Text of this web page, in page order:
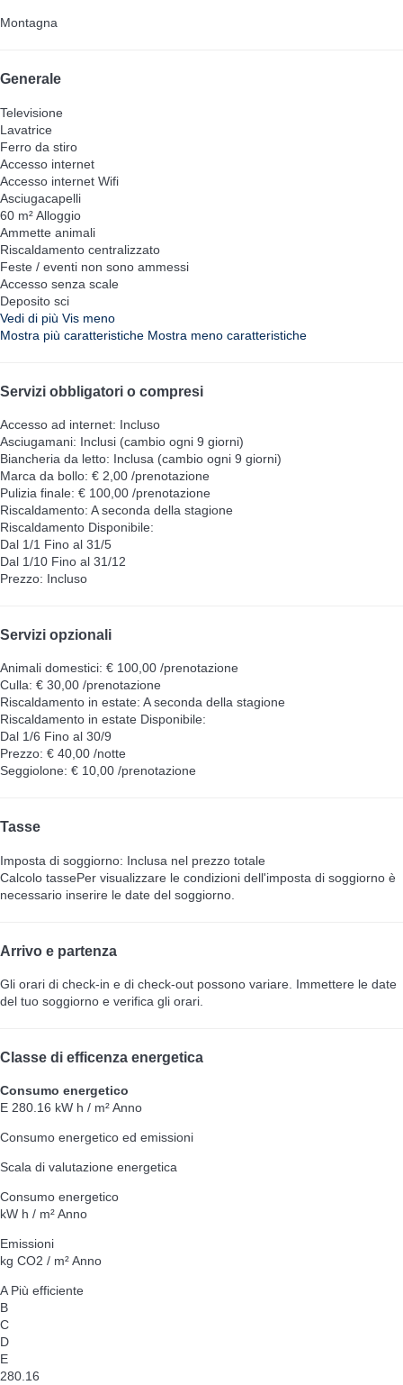
Montagna
Generale
Televisione
Lavatrice
Ferro da stiro
Accesso internet
Accesso internet Wifi
Asciugacapelli
60 m² Alloggio
Ammette animali
Riscaldamento centralizzato
Feste / eventi non sono ammessi
Accesso senza scale
Deposito sci
Vedi di più Vis meno
Mostra più caratteristiche Mostra meno caratteristiche
Servizi obbligatori o compresi
Accesso ad internet: Incluso
Asciugamani: Inclusi (cambio ogni 9 giorni)
Biancheria da letto: Inclusa (cambio ogni 9 giorni)
Marca da bollo: € 2,00 /prenotazione
Pulizia finale: € 100,00 /prenotazione
Riscaldamento: A seconda della stagione
Riscaldamento Disponibile:
Dal 1/1 Fino al 31/5
Dal 1/10 Fino al 31/12
Prezzo: Incluso
Servizi opzionali
Animali domestici: € 100,00 /prenotazione
Culla: € 30,00 /prenotazione
Riscaldamento in estate: A seconda della stagione
Riscaldamento in estate Disponibile:
Dal 1/6 Fino al 30/9
Prezzo: € 40,00 /notte
Seggiolone: € 10,00 /prenotazione
Tasse
Imposta di soggiorno: Inclusa nel prezzo totale
Calcolo tassePer visualizzare le condizioni dell'imposta di soggiorno è
necessario inserire le date del soggiorno.
Arrivo e partenza
Gli orari di check-in e di check-out possono variare. Immettere le date
del tuo soggiorno e verifica gli orari.
Classe di efficenza energetica
Consumo energetico
E 280.16 kW h / m² Anno
Consumo energetico ed emissioni
Scala di valutazione energetica
Consumo energetico
kW h / m² Anno
Emissioni
kg CO2 / m² Anno
APiù efficiente
B
C
D
E
280.16